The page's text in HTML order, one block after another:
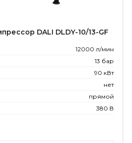
DALI DLDY-10/13-GF
12000 л/мин
13 бар
90 кВт
нет
прямой
380 В